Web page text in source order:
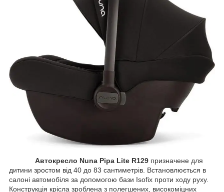
Автокресло Nuna Pipa Lite R129 призначене для
дитини зростом від 40 до 83 сантиметрів. Встановлюється в
салоні автомобіля за допомогою бази Isofix проти ходу руху.
Конструкція крісла зроблена з полегшених, високоміцних